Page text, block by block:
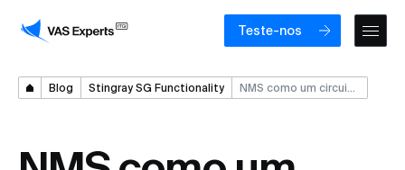
Teste-nos
Blog Stingray SG Functionality